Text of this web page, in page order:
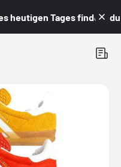
heutigen Tages findest du